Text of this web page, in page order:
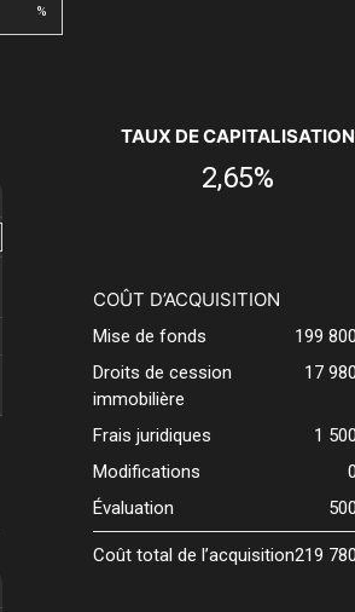
%
TAUX DE CAPITALISATION
2,65%
COÛT D’ACQUISITION
Mise de fonds
199
Droits de cession
immobilière
17
Frais juridiques
1
Modifications
Évaluation
Coût total de l’acquisition219